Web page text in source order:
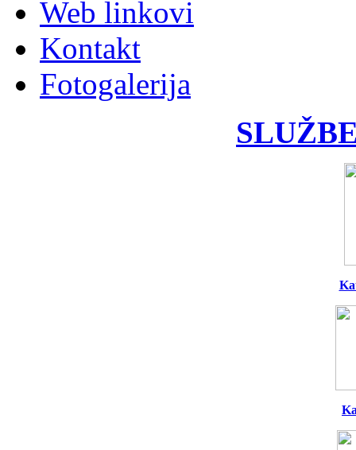
Web linkovi
Kontakt
Fotogalerija